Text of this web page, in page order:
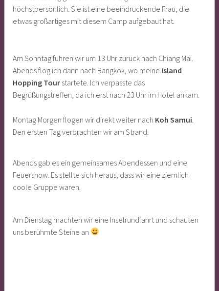
höchstpersönlich. Sie ist eine beeindruckende Frau, die
etwas großartiges mit diesem Camp aufgebaut hat.
Am Sonntag fuhren wir um 13 Uhr zurück nach Chiang Mai.
Abends flog ich dann nach Bangkok, wo meine Island
Hopping Tour startete. Ich verpasste das
Begrüßungstreffen, da ich erst nach 23 Uhr im Hotel ankam.
Montag Morgen flogen wir direkt weiter nach Koh Samui
Den ersten Tag verbrachten wir am Strand.
Abends gab es ein gemeinsames Abendessen und eine
Feuershow. Es stellte sich heraus, dass wir eine ziemlich
coole Gruppe waren.
Am Dienstag machten wir eine Inselrundfahrt und schauten
uns berühmte Steine an